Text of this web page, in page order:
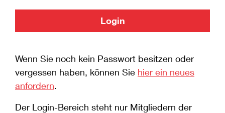
Login
Wenn Sie noch kein Passwort besitzen oder
vergessen haben, können Sie hier ein neues
anfordern.
Der Login-Bereich steht nur Mitgliedern der